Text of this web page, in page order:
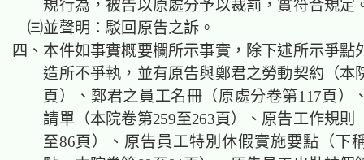
規行為，被告以原處分予以裁罰，實符合規定
㈢並聲明：駁回原告之訴。
四、本件如事實概要欄所示事實，除下述所示爭點
造所不爭執，並有原告與鄭君之勞動契約（本
頁）、鄭君之員工名冊（原處分卷第117頁）
請單（本院卷第259至263頁）、原告工作規則
至86頁）、原告員工特別休假實施要點（下